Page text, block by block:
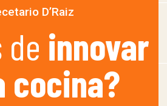
D’Raiz
de innovar
cocina?